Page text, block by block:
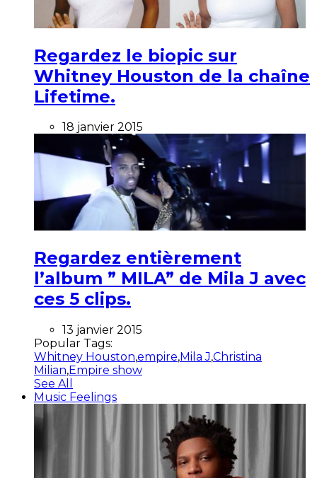
Regardez le biopic sur
Whitney Houston de la chaîne
Lifetime.
18 janvier 2015
Regardez entièrement
l’album ” MILA” de Mila J avec
ces 5 clips.
13 janvier 2015
Popular Tags:
Whitney Houston,empire,Mila J,Christina
Milian,Empire show
See All
Music Feelings